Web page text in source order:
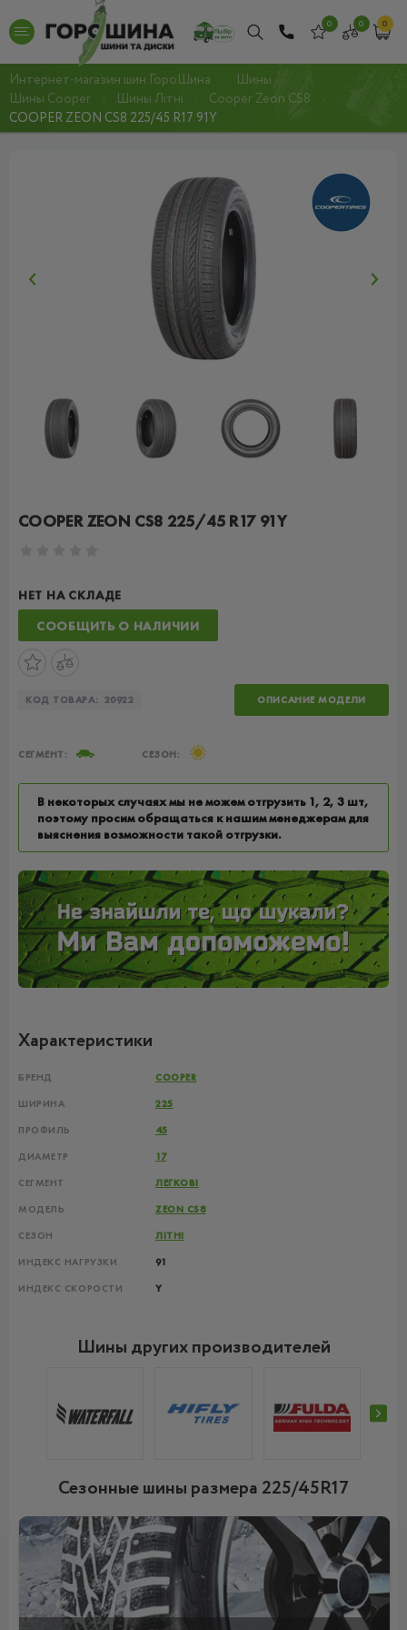
0 0 0
Интернет-магазин шин ГороШина
Шины
Шины Cooper
Шины Літні
Cooper Zeon CS8
COOPER ZEON CS8 225/45 R17 91Y
COOPER ZEON CS8 225/45 R17 91Y
НЕТ НА СКЛАДЕ
СООБЩИТЬ О НАЛИЧИИ
КОД ТОВАРА: 20922 ОПИСАНИЕ МОДЕЛИ
СЕГМЕНТ: СЕЗОН:
В некоторых случаях мы не можем отгрузить 1, 2, 3 шт,
поэтому просим обращаться к нашим менеджерам для
выяснения возможности такой отгрузки.
Характеристики
БРЕНД COOPER
ШИРИНА 225
ПРОФИЛЬ 45
ДИАМЕТР 17
СЕГМЕНТ ЛЕГКОВІ
МОДЕЛЬ ZEON CS8
СЕЗОН ЛІТНІ
ИНДЕКС НАГРУЗКИ 91
ИНДЕКС СКОРОСТИ Y
Шины других производителей
Сезонные шины размера 225/45R17